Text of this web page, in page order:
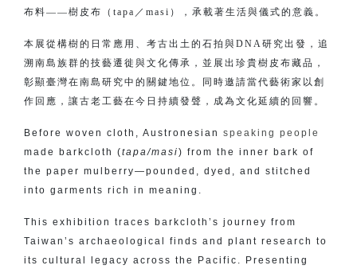
布料——樹皮布（tapa／masi），承載著生活與儀式的意義。
本展從構樹的日常應用、考古出土的石拍與DNA研究出發，追
溯南島族群的技藝遷徙與文化傳承，並展出珍貴樹皮布藏品，
彰顯臺灣在南島研究中的關鍵地位。同時邀請當代藝術家以創
作回應，讓古老工藝在今日持續發聲，成為文化延續的回響。
Before woven cloth, Austronesian speaking people
made barkcloth (tapa/masi) from the inner bark of
the paper mulberry—pounded, dyed, and stitched
into garments rich in meaning.
This exhibition traces barkcloth’s journey from
Taiwan’s archaeological finds and plant research to
its cultural legacy across the Pacific. Presenting